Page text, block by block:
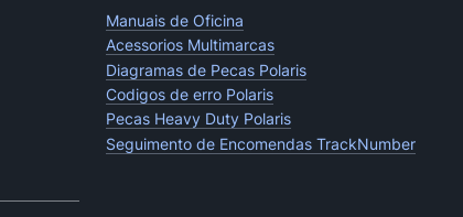
Manuais de Oficina
Acessorios Multimarcas
Diagramas de Pecas Polaris
Codigos de erro Polaris
Pecas Heavy Duty Polaris
Seguimento de Encomendas TrackNumber